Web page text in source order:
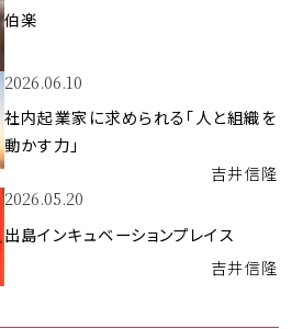
伯楽
2026.06.10
社内起業家に求められる「人と組織を
動かす力」
吉井信隆
2026.05.20
出島インキュベーションプレイス
吉井信隆